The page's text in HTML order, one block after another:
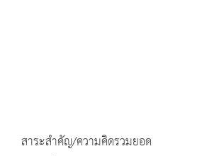
สาระสำคัญ/ความคิดรวมยอด